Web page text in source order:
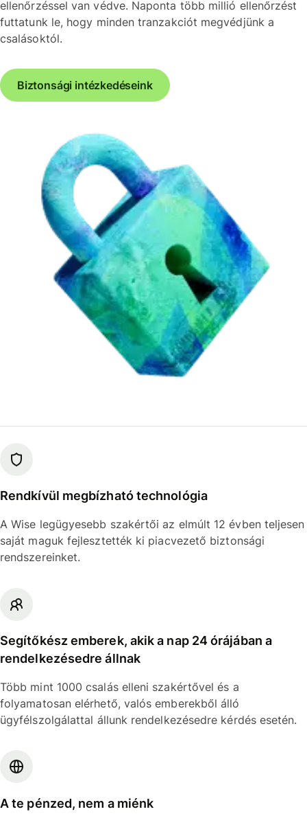
ellenőrzéssel van védve. Naponta több millió ellenőrzést
futtatunk le, hogy minden tranzakciót megvédjünk a
csalásoktól.
Biztonsági intézkedéseink
Rendkívül megbízható technológia
A Wise legügyesebb szakértői az elmúlt 12 évben teljesen
saját maguk fejlesztették ki piacvezető biztonsági
rendszereinket.
Segítőkész emberek, akik a nap 24 órájában a
rendelkezésedre állnak
Több mint 1000 csalás elleni szakértővel és a
folyamatosan elérhető, valós emberekből álló
ügyfélszolgálattal állunk rendelkezésedre kérdés esetén.
A te pénzed, nem a miénk